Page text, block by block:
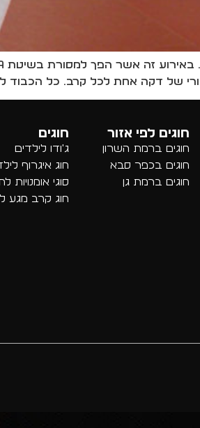
חוגים לפי אזור
חוגים ברמת השרון
חוגים בכפר סבא
חוגים ברמת גן
חוגים
ג'ודו לילדים
חוג איגרוף
סוגי אומנויות
חוג קרב מגע